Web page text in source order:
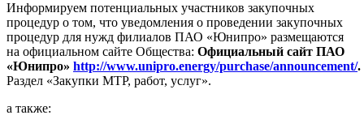
Информируем потенциальных участников закупочных
процедур о том, что уведомления о проведении закупочных
процедур для нужд филиалов ПАО «Юнипро» размещаются
на официальном сайте Общества: Официальный сайт ПАО
«Юнипро» http://www.unipro.energy/purchase/announcement/.
Раздел «Закупки МТР, работ, услуг».
а также: